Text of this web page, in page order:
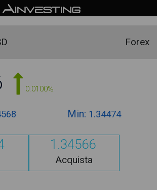
Forex
0.0100%
Min: 1.34474
1.34566
Acquista